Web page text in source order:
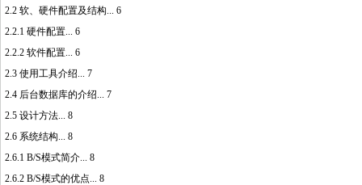
2.2 软、硬件配置及结构... 6
2.2.1 硬件配置... 6
2.2.2 软件配置... 6
2.3 使用工具介绍... 7
2.4 后台数据库的介绍... 7
2.5 设计方法... 8
2.6 系统结构... 8
2.6.1 B/S模式简介... 8
2.6.2 B/S模式的优点... 8